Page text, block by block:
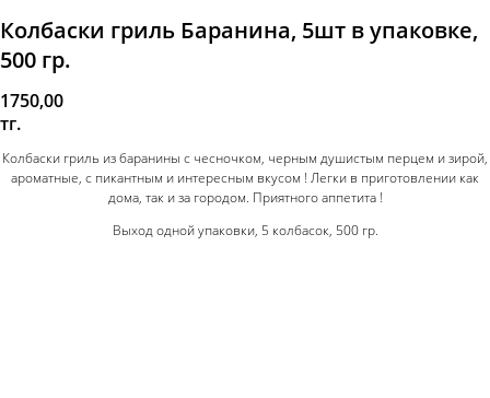
Колбаски гриль Баранина, 5шт в упаковке,
500 гр.
1750,00
тг.
Колбаски гриль из баранины с чесночком, черным душистым перцем и зирой,
ароматные, с пикантным и интересным вкусом ! Легки в приготовлении как
дома, так и за городом. Приятного аппетита !
Выход одной упаковки, 5 колбасок, 500 гр.